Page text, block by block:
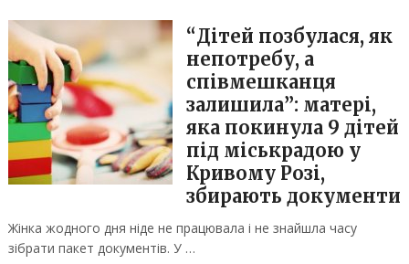
“Дітей позбулася, як
непотребу, а
співмешканця
залишила”: матері,
яка покинула 9 дітей
під міськрадою у
Кривому Розі,
збирають документи
Жінка жодного дня ніде не працювала і не знайшла часу
зібрати пакет документів. У …